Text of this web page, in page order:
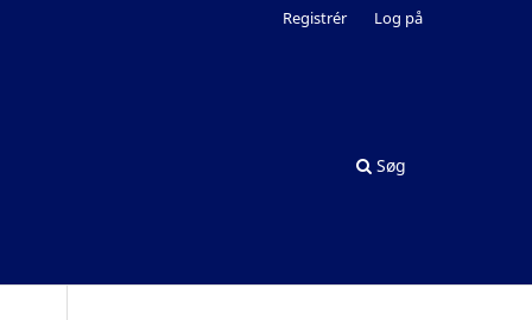
Søg
Registrér Log på